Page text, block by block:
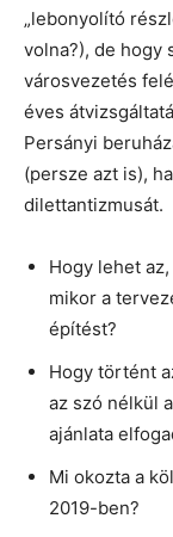
„lebonyolító
volna?), de hogy
városvezetés
éves
Persányi
(persze azt is),
dilettantizmusát.
Hogy lehet
mikor a
építést?
Hogy történt
az szó nélkül
ajánlata
Mi okozta a
2019-ben?